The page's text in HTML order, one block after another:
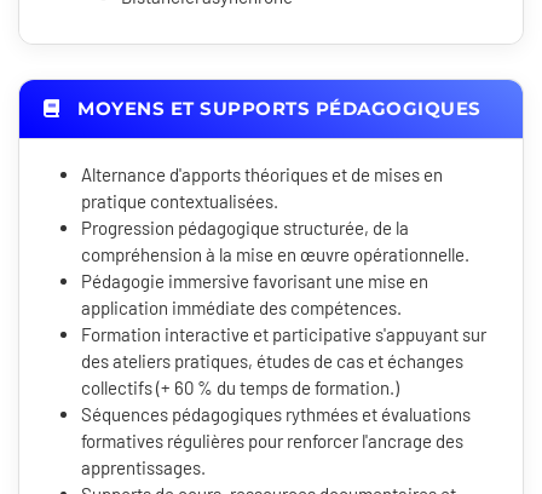
MOYENS ET SUPPORTS PÉDAGOGIQUES
Alternance d'apports théoriques et de mises en
pratique contextualisées.
Progression pédagogique structurée, de la
compréhension à la mise en œuvre opérationnelle.
Pédagogie immersive favorisant une mise en
application immédiate des compétences.
Formation interactive et participative s'appuyant sur
des ateliers pratiques, études de cas et échanges
collectifs (+ 60 % du temps de formation.)
Séquences pédagogiques rythmées et évaluations
formatives régulières pour renforcer l'ancrage des
apprentissages.